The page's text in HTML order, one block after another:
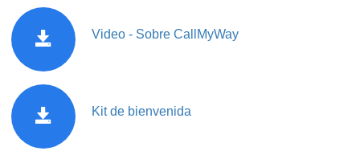
Video - Sobre CallMyWay
Kit de bienvenida